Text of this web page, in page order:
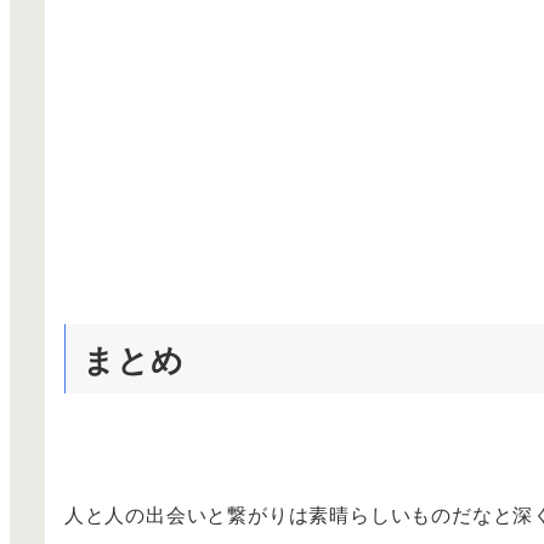
まとめ
人と人の出会いと繋がりは素晴らしいものだなと深